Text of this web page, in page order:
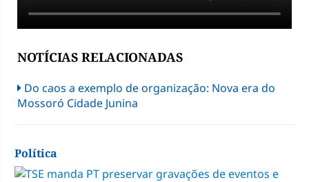
NOTÍCIAS RELACIONADAS
Do caos a exemplo de organização: Nova era do
Mossoró Cidade Junina
Política